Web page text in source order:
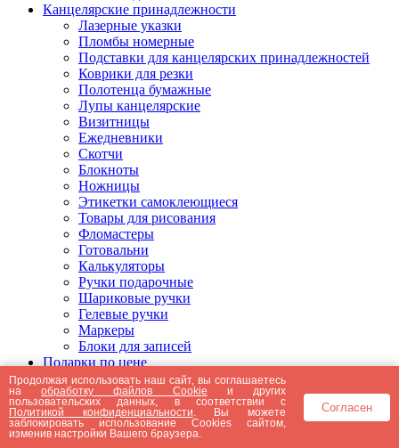
Канцелярские принадлежности
Лазерные указки
Пломбы номерные
Подставки для канцелярских принадлежностей
Коврики для резки
Полотенца бумажные
Лупы канцелярские
Визитницы
Ежедневники
Скотчи
Блокноты
Ножницы
Этикетки самоклеющиеся
Товары для рисования
Фломастеры
Готовальни
Калькуляторы
Ручки подарочные
Шариковые ручки
Гелевые ручки
Маркеры
Блоки для записей
Подарки по цене
Подарки от 5000 рублей
Подарки до 5000 рублей
Подарки до 3000 рублей
Подарки до 2000 рублей
Подарки до 1000 рублей
Продолжая использовать наш сайт, вы соглашаетесь
наобработку файлов Cookie и других
пользовательских данных, в соответствии с
Политикой конфиденциальности . Вы можете
заблокировать использование Cookies сайтом,
изменив настройки Вашего браузера.
Согласен